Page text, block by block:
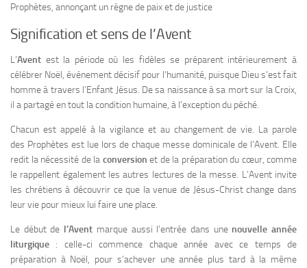
Prophètes, annonçant un règne de paix et de justice
Signification et sens de l’Avent
L’Avent est la période où les fidèles se préparent intérieurement à
célébrer Noël, événement décisif pour l’humanité, puisque Dieu s’est fait
homme à travers l’Enfant Jésus. De sa naissance à sa mort sur la Croix,
il a partagé en tout la condition humaine, à l’exception du péché.
Chacun est appelé à la vigilance et au changement de vie. La parole
des Prophètes est lue lors de chaque messe dominicale de l’Avent. Elle
redit la nécessité de la conversion et de la préparation du cœur, comme
le rappellent également les autres lectures de la messe. L’Avent invite
les chrétiens à découvrir ce que la venue de Jésus-Christ change dans
leur vie pour mieux lui faire une place.
Le début de l’Avent marque aussi l’entrée dans une nouvelle année
liturgique : celle-ci commence chaque année avec ce temps de
préparation à Noël, pour s’achever une année plus tard à la même